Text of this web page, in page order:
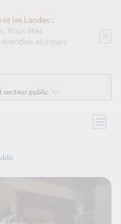
les Landes :
Vous êtes
en cours
secteur public